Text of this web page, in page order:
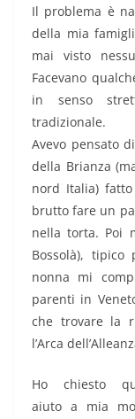
Il problema è
della mia
mai visto
Facevano
in senso
tradizionale.
Avevo pensato
della Brianza
nord Italia)
brutto fare un
nella torta. Poi
Bossolà),
nonna mi
parenti in
che trovare la
l’Arca
Ho chiesto
aiuto a mia